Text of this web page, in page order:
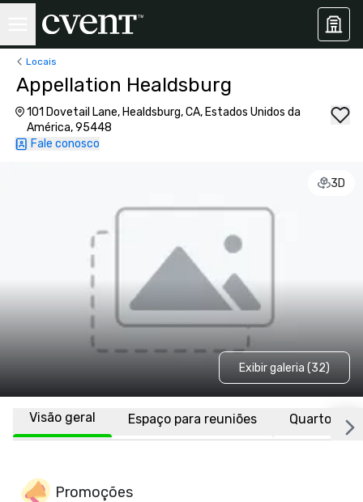
Locais
Appellation Healdsburg
101 Dovetail Lane, Healdsburg, CA, Estados Unidos da
América, 95448
Fale conosco
3D
Exibir galeria (32)
Visão geral Espaço para reuniões Quartos
Promoções